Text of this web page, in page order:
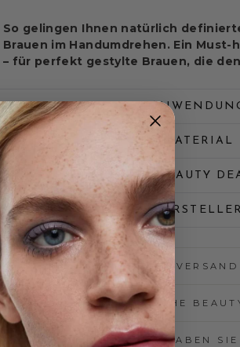
So gelingen Ihnen natürlich
Brauen im Handumdrehen. Ein
– für perfekt gestylte Brauen, die
MATERIAL
✨ BEAUTY
HERSTELLER
PERSÖNLICHE
KONTAKT - HABEN